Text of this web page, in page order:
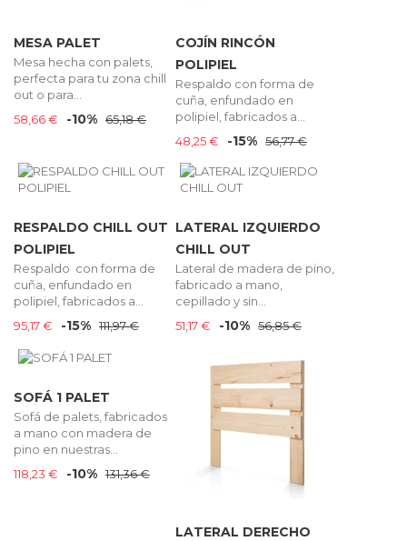
MESA PALET
Mesa hecha con palets,
perfecta para tu zona chill
out o para...
58,66 €
-10% 65,18 €
COJÍN RINCÓN
POLIPIEL
Respaldo con forma de
cuña, enfundado en
polipiel, fabricados a...
48,25 €
-15% 56,77 €
RESPALDO CHILL OUT
POLIPIEL
Respaldo con forma de
cuña, enfundado en
polipiel, fabricados a...
95,17 €
-15% 111,97 €
LATERAL IZQUIERDO
CHILL OUT
Lateral de madera de pino,
fabricado a mano,
cepillado y sin...
51,17 €
-10% 56,85 €
SOFÁ 1 PALET
Sofá de palets, fabricados
a mano con madera de
pino en nuestras...
118,23 €
-10% 131,36 €
LATERAL DERECHO